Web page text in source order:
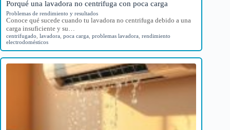
Porqué una lavadora no centrifuga con poca carga
Problemas de rendimiento y resultados
Conoce qué sucede cuando tu lavadora no centrifuga debido a una
carga insuficiente y su…
centrifugado lavadora poca carga problemas lavadora rendimiento
electrodomésticos